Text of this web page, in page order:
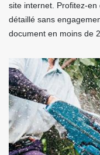
site internet. Profitez-
détaillé sans
document en moins de